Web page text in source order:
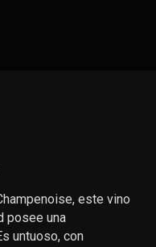
este vino
posee una
untuoso, con